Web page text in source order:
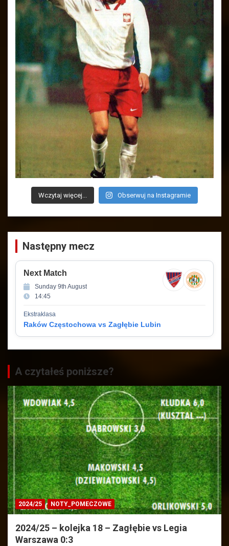
Wczytaj więcej... Obserwuj na Instagramie
Następny mecz
Next Match
Sunday 9th August
14:45
Ekstraklasa
Raków Częstochowa vs Zagłębie Lubin
A czytałeś poniższe?
2024/25 NOTY_POMECZOWE
2024/25 – kolejka 18 – Zagłębie vs Legia
Warszawa 0:3